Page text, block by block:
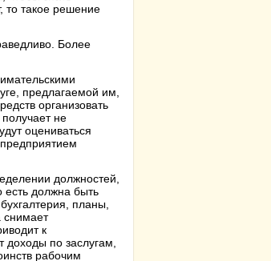
то такое решение
Более
предлагаемой им,
организовать
не
оцениваться
должностей,
есть должна быть
планы,
снимает
к
по заслугам,
рабочим